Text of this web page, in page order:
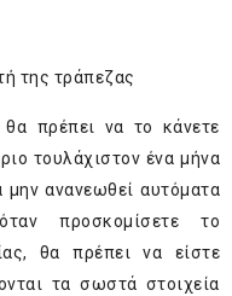
της τράπεζας
θα πρέπει να το κάνετε
τουλάχιστον ένα μήνα
ανανεωθεί αυτόματα
προσκομίσετε το
θα πρέπει να είστε
τα σωστά στοιχεία